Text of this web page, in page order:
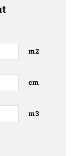
m2
cm
m3